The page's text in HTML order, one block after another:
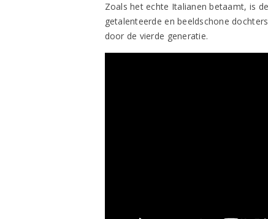
Zoals het echte Italianen betaamt, is
getalenteerde en beeldschone
door de vierde generatie.